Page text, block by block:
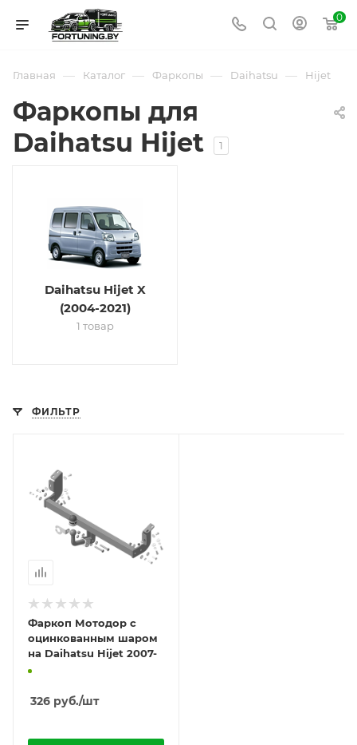
0
Главная — Каталог — Фаркопы — Daihatsu — Hijet
Фаркопы для
Daihatsu Hijet
1
Daihatsu Hijet X
(2004-2021)
1 товар
ФИЛЬТР
Фаркоп Мотодор с
оцинкованным шаром
на Daihatsu Hijet 2007-
326 руб./шт